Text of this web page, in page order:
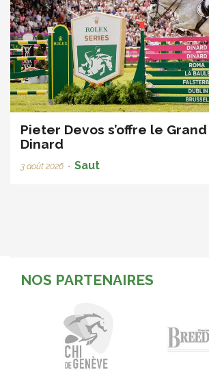
Pieter Devos s’offre le
Dinard
3 août 2026 • Saut
NOS PARTENAIRES